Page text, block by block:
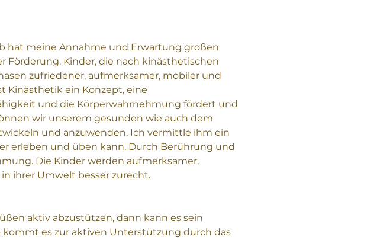
hat meine Annahme und Erwartung großen
Förderung. Kinder, die nach kinästhetischen
zufriedener, aufmerksamer, mobiler und
Kinästhetik ein Konzept, eine
und die Körperwahrnehmung fördert und
wir unserem gesunden wie auch dem
und anzuwenden. Ich vermittle ihm ein
erleben und üben kann. Durch Berührung und
Die Kinder werden aufmerksamer,
ihrer Umwelt besser zurecht.
aktiv abzustützen, dann kann es sein
es zur aktiven Unterstützung durch das